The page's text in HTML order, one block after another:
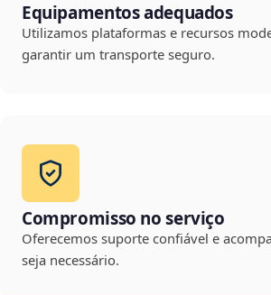
Equipamentos adequados
Utilizamos plataformas e recursos
garantir um transporte seguro.
Compromisso no serviço
Oferecemos suporte confiável e
seja necessário.